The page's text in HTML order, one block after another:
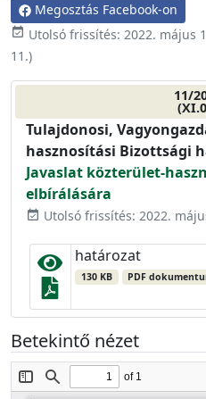
Megosztás Facebook-on
event_available Utolsó frissítés: 2022. május
11.)
11/
Tulajdonosi,
hasznosítási Bizottsági
Javaslat közterület-
elbírálására
event_available Utolsó frissítés: 2022.
határozat
130 KB PDF
Betekintő nézet